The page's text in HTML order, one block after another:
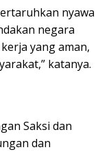
nyawa
negara
yang aman,
katanya.
Saksi dan
dan